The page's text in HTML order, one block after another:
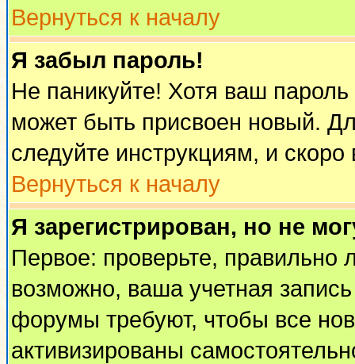
Вернуться к началу
Я забыл пароль!
Не паникуйте! Хотя ваш
может быть присвоен новый.
следуйте инструкциям, и
Вернуться к началу
Я зарегистрирован, но не
Первое: проверьте, правильно
возможно, ваша учетная
форумы требуют, чтобы все
активизированы